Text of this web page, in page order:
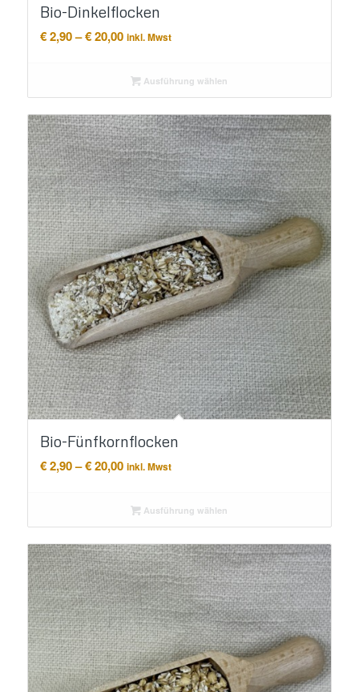
Bio-Dinkelflocken
€2,90–€20,00Preisspanne:
€ 20,00
inkl. Mwst
Ausführung wählen
Bio-Fünfkornflocken
€2,90–€20,00Preisspanne:
€ 20,00
inkl. Mwst
Ausführung wählen